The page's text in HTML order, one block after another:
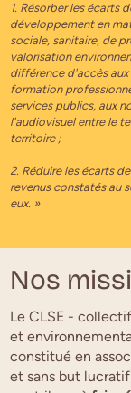
1. Résorber les écarts
développement en
sociale, sanitaire, de
valorisation
différence d'accès
formation
services publics, aux
l'audiovisuel entre le
territoire ;
2. Réduire les écarts
revenus constatés au
eux. »
Nos
Le CLSE -
et
constitué en
et sans but